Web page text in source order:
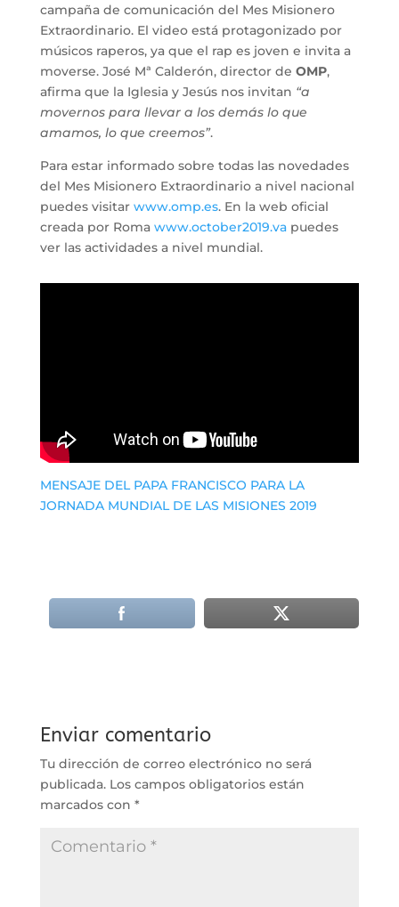
campaña de comunicación del Mes Misionero
Extraordinario. El video está protagonizado por
músicos raperos, ya que el rap es joven e invita a
moverse. José Mª Calderón, director de OMP,
afirma que la Iglesia y Jesús nos invitan “a
movernos para llevar a los demás lo que
amamos, lo que creemos”.
Para estar informado sobre todas las novedades
del Mes Misionero Extraordinario a nivel nacional
puedes visitar www.omp.es. En la web oficial
creada por Roma www.october2019.vapuedes
ver las actividades a nivel mundial.
MENSAJE DEL PAPA FRANCISCO PARA LA
JORNADA MUNDIAL DE LAS MISIONES 2019
Enviar comentario
Tu dirección de correo electrónico no será
publicada. Los campos obligatorios están
marcados con *